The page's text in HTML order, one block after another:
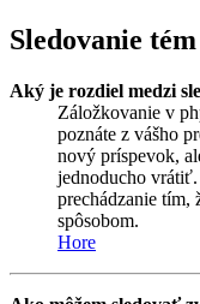
Sledovanie
Aký je rozdiel medzi
Záložkovanie v
poznáte z vášho
nový príspevok,
jednoducho
prechádzanie tím,
spôsobom.
Hore